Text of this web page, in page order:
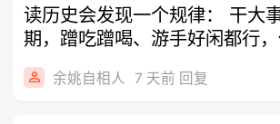
读历史会发现一个规律： 干大
期，蹭吃蹭喝、游手好闲都行
打
余姚自相人 7 天前 回复